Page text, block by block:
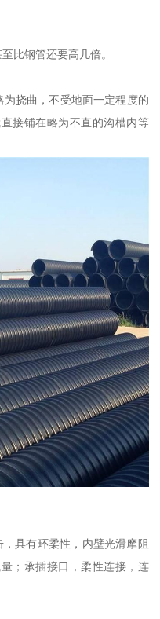
比钢管还要高几倍。
挠曲，不受地面一定程度的
接铺在略为不直的沟槽内等
具有环柔性，内壁光滑摩阻
；承插接口，柔性连接，连